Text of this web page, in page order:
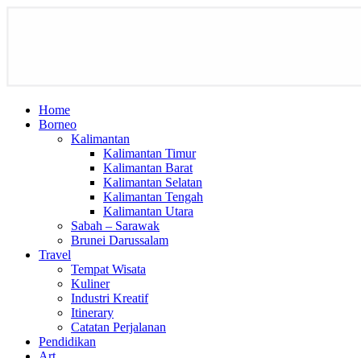
Home
Borneo
Kalimantan
Kalimantan Timur
Kalimantan Barat
Kalimantan Selatan
Kalimantan Tengah
Kalimantan Utara
Sabah – Sarawak
Brunei Darussalam
Travel
Tempat Wisata
Kuliner
Industri Kreatif
Itinerary
Catatan Perjalanan
Pendidikan